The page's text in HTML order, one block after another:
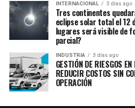
INTERNACIONAL 3 días ago
Tres continentes
eclipse solar total el 12
lugares será visible de
parcial?
INDUSTRIA 3 días ago
GESTIÓN DE RIESGOS
REDUCIR COSTOS SIN
OPERACIÓN